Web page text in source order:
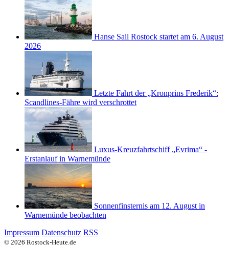
Hanse Sail Rostock startet am 6. August
2026
Letzte Fahrt der „Kronprins Frederik“:
Scandlines-Fähre wird verschrottet
Luxus-Kreuzfahrtschiff „Evrima“ -
Erstanlauf in Warnemünde
Sonnenfinsternis am 12. August in
Warnemünde beobachten
Impressum Datenschutz RSS
© 2026 Rostock-Heute.de